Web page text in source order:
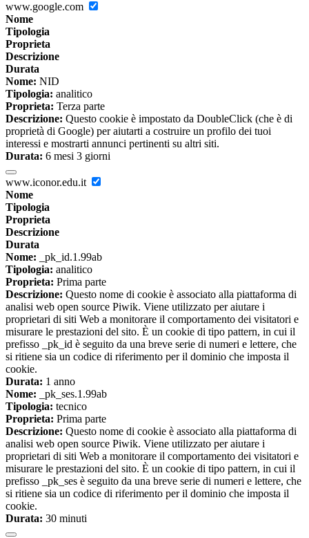
www.google.com
Nome
Tipologia
Proprieta
Descrizione
Durata
Nome: NID
Tipologia: analitico
Proprieta: Terza parte
Descrizione: Questo cookie è impostato da DoubleClick (che è di
proprietà di Google) per aiutarti a costruire un profilo dei tuoi
interessi e mostrarti annunci pertinenti su altri siti.
Durata: 6 mesi 3 giorni
www.iconor.edu.it
Nome
Tipologia
Proprieta
Descrizione
Durata
Nome: _pk_id.1.99ab
Tipologia: analitico
Proprieta: Prima parte
Descrizione: Questo nome di cookie è associato alla piattaforma di
analisi web open source Piwik. Viene utilizzato per aiutare i
proprietari di siti Web a monitorare il comportamento dei visitatori e
misurare le prestazioni del sito. È un cookie di tipo pattern, in cui il
prefisso _pk_id è seguito da una breve serie di numeri e lettere, che
si ritiene sia un codice di riferimento per il dominio che imposta il
cookie.
Durata: 1 anno
Nome: _pk_ses.1.99ab
Tipologia: tecnico
Proprieta: Prima parte
Descrizione: Questo nome di cookie è associato alla piattaforma di
analisi web open source Piwik. Viene utilizzato per aiutare i
proprietari di siti Web a monitorare il comportamento dei visitatori e
misurare le prestazioni del sito. È un cookie di tipo pattern, in cui il
prefisso _pk_ses è seguito da una breve serie di numeri e lettere, che
si ritiene sia un codice di riferimento per il dominio che imposta il
cookie.
Durata: 30 minuti